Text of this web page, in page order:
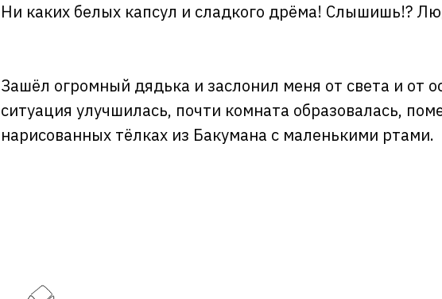
Ни каких белых капсул и сладкого дрёма! Слышишь!?
Зашёл огромный дядька и заслонил меня от света и от
ситуация улучшилась, почти комната образовалась,
нарисованных тёлках из Бакумана с маленькими ртами.